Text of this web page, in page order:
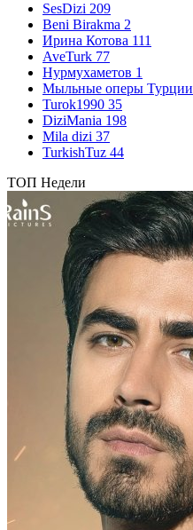
SesDizi 209
Beni Birakma 2
Ирина Котова 111
AveTurk 77
Нурмухаметов 1
Мыльные оперы Турции
Turok1990 35
DiziMania 198
Mila dizi 37
TurkishTuz 44
ТОП Недели